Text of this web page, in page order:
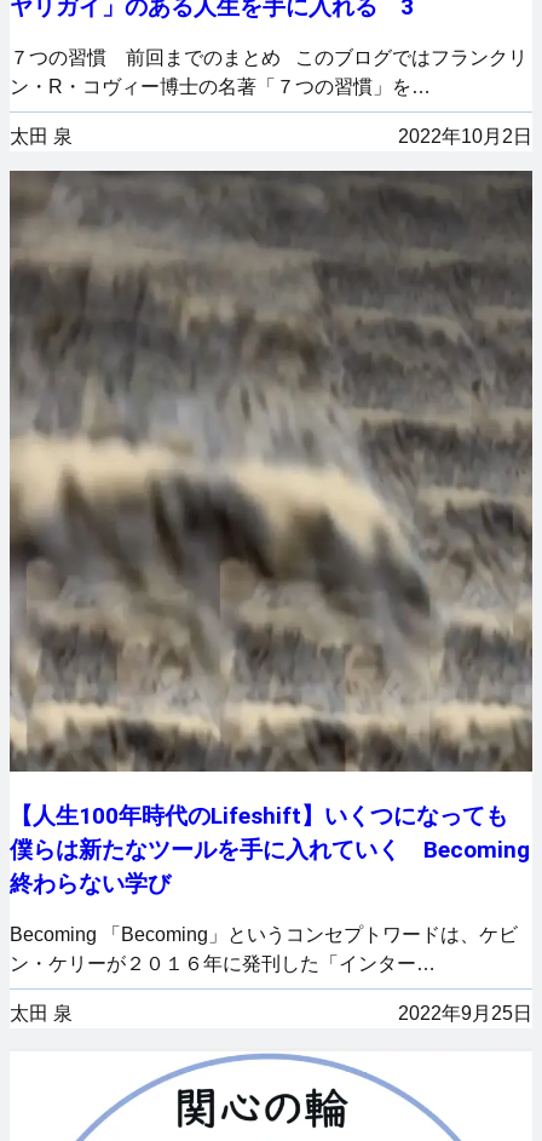
ヤリガイ」のある人生を手に入れる 3
７つの習慣 前回までのまとめ このブログではフランクリ
ン・R・コヴィー博士の名著「７つの習慣」を…
太田 泉 2022年10月2日
【人生100年時代のLifeshift】いくつになっても
僕らは新たなツールを手に入れていく Becoming
終わらない学び
Becoming 「Becoming」というコンセプトワードは、ケビ
ン・ケリーが２０１６年に発刊した「インター…
太田 泉 2022年9月25日